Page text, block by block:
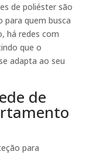
de poliéster são
para quem busca
há redes com
que o
adapta ao seu
de
para